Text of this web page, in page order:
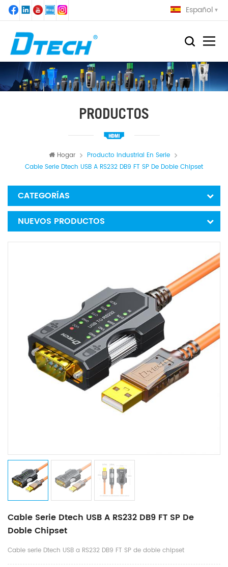
Español
PRODUCTOS
Hogar
Producto Industrial En Serie
Cable Serie Dtech USB A RS232 DB9 FT SP De Doble Chipset
CATEGORÍAS
NUEVOS PRODUCTOS
Cable Serie Dtech USB A RS232 DB9 FT SP De
Doble Chipset
Cable serie Dtech USB a RS232 DB9 FT SP de doble chipset